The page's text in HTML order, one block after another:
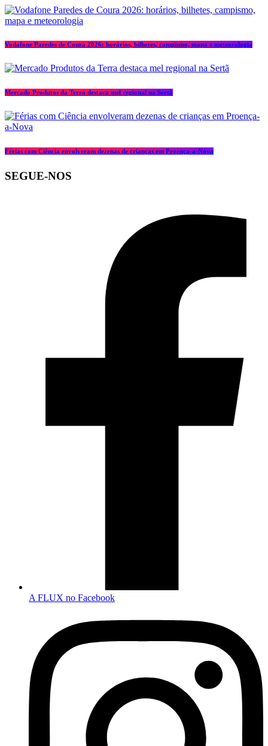
Vodafone Paredes de Coura 2026: horários, bilhetes, campismo, mapa e meteorologia
Mercado Produtos da Terra destaca mel regional na Sertã
Férias com Ciência envolveram dezenas de crianças em Proença-a-Nova
SEGUE-NOS
A FLUX no Facebook